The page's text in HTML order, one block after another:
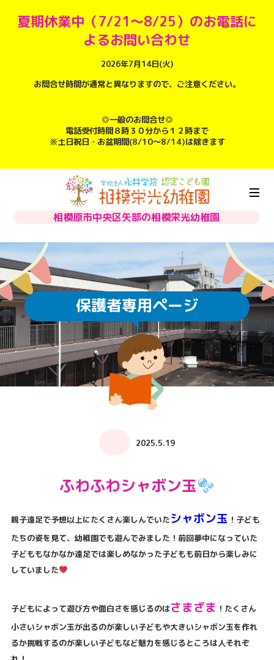
夏期休業中（7/21～8/25）のお電話に
よるお問い合わせ
2026年7月14日(火)
お問合せ時間が通常と異なりますので、ご注意ください。
◎一般のお問合せ◎
電話受付時間８時３０分から１２時まで
※土日祝日・お盆期間(8/10～8/14)は除きます
相模原市中央区矢部の相模栄光幼稚園
保護者専用ページ
2025.5.19
ふわふわシャボン玉
親子遠足で予想以上にたくさん楽しんでいたシャボン玉 ！子ども
たちの姿を見て、幼稚園でも遊んでみました！前回夢中になっていた
子どももなかなか遠足では楽しめなかった子どもも前日から楽しみに
していました
子どもによって遊び方や面白さを感じるのはさまざま ！たくさん
小さいシャボン玉が出るのが楽しい子どもや大きいシャボン玉を作れ
るか挑戦するのが楽しい子どもなど魅力を感じるところは人それぞ